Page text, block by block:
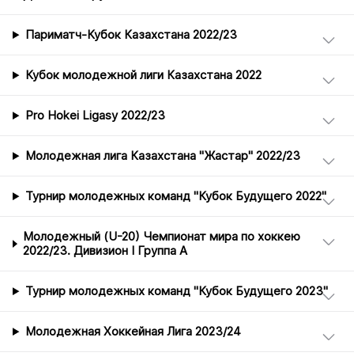
Париматч-Кубок Казахстана 2022/23
Кубок молодежной лиги Казахстана 2022
Pro Hokei Ligasy 2022/23
Молодежная лига Казахстана "Жастар" 2022/23
Турнир молодежных команд "Кубок Будущего 2022"
Молодежный (U-20) Чемпионат мира по хоккею
2022/23. Дивизион I Группа А
Турнир молодежных команд "Кубок Будущего 2023"
Молодежная Хоккейная Лига 2023/24